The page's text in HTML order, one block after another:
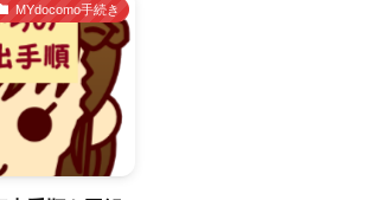
MYdocomo手続き